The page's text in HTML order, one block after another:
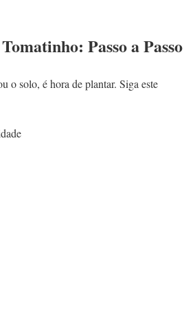
Passo a Passo
o solo, é hora de plantar. Siga este